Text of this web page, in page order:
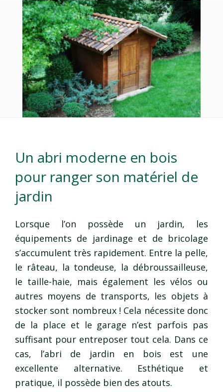
Un abri moderne en bois
pour ranger son matériel de
jardin
Lorsque l’on possède un jardin, les
équipements de jardinage et de bricolage
s’accumulent très rapidement. Entre la pelle,
le râteau, la tondeuse, la débroussailleuse,
le taille-haie, mais également les vélos ou
autres moyens de transports, les objets à
stocker sont nombreux ! Cela nécessite donc
de la place et le garage n’est parfois pas
suffisant pour entreposer tout cela. Dans ce
cas, l’abri de jardin en bois est une
excellente alternative. Esthétique et
pratique, il possède bien des atouts.